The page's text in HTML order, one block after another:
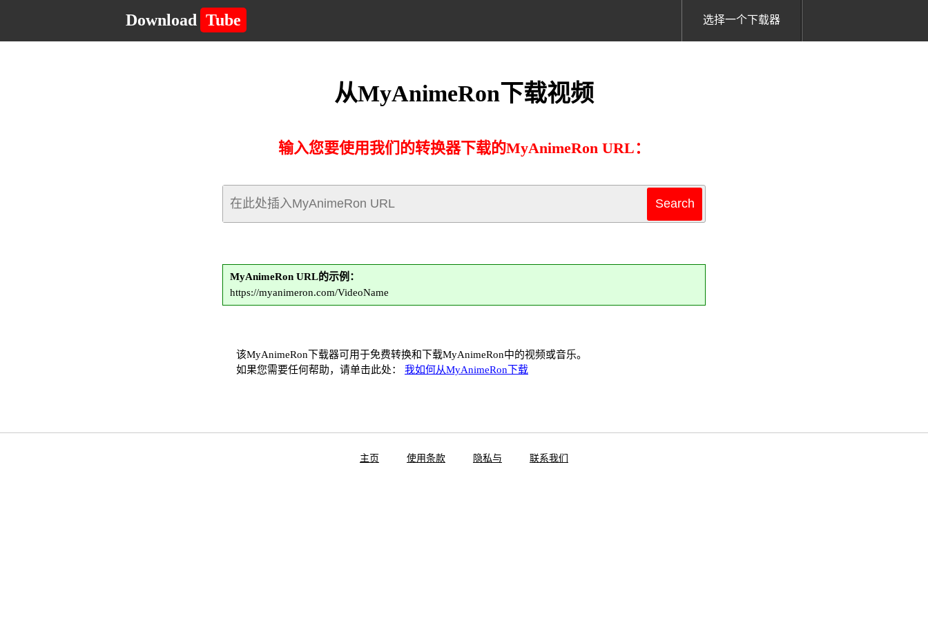
Download Tube 选择一个下载器
从MyAnimeRon下载视频
输入您要使用我们的转换器下载的MyAnimeRon URL：
MyAnimeRon URL的示例：
https://myanimeron.com/VideoName
该MyAnimeRon下载器可用于免费转换和下载MyAnimeRon中的视频或音乐。
如果您需要任何帮助，请单击此处： 我如何从MyAnimeRon下载
主页 使用条款 隐私与 联系我们